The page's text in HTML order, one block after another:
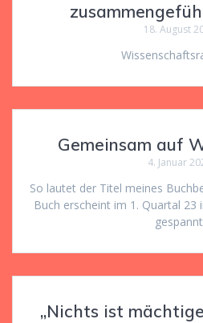
18. August
Gemeinsam auf
4. Januar
So lautet der Titel meines
Buch erscheint im 1. Quartal 23
„Nichts ist